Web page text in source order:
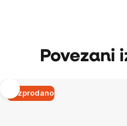
Povezani
Razprodano